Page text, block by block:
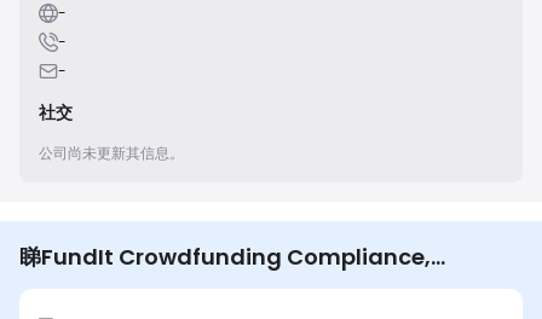
-
-
-
社交
公司尚未更新其信息。
睇FundIt Crowdfunding Compliance,
Marketing & Fintech Event嘅用戶仲睇…